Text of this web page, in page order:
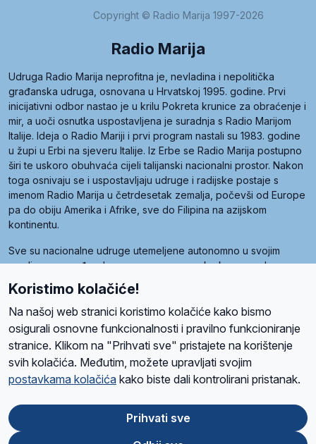
Copyright © Radio Marija 1997-2026
Radio Marija
Udruga Radio Marija neprofitna je, nevladina i nepolitička
građanska udruga, osnovana u Hrvatskoj 1995. godine. Prvi
inicijativni odbor nastao je u krilu Pokreta krunice za obraćenje i
mir, a uoči osnutka uspostavljena je suradnja s Radio Marijom
Italije. Ideja o Radio Mariji i prvi program nastali su 1983. godine
u župi u Erbi na sjeveru Italije. Iz Erbe se Radio Marija postupno
širi te uskoro obuhvaća cijeli talijanski nacionalni prostor. Nakon
toga osnivaju se i uspostavljaju udruge i radijske postaje s
imenom Radio Marija u četrdesetak zemalja, počevši od Europe
pa do obiju Amerika i Afrike, sve do Filipina na azijskom
kontinentu.
Sve su nacionalne udruge utemeljene autonomno u svojim
zemljama, a međusobna su povezane preko krovne udruge
pod nazivom Svjetska obitelj Radio Marije (World Family of
Radio Maria). Svjetsku obitelj utemeljilo je sedam članica, među
kojima je i hrvatska Udruga Radio Marija.
O namaRadio ProgramVolonteriPrijateljiKontaktPravila privatnosti
Ova stranica je zaštićena Google reCAPTCHA sustavom
Koristimo kolačiće!
Na našoj web stranici koristimo kolačiće kako bismo
osigurali osnovne funkcionalnosti i pravilno funkcioniranje
stranice. Klikom na "Prihvati sve" pristajete na korištenje
svih kolačića. Međutim, možete upravljati svojim
postavkama kolačića kako biste dali kontrolirani pristanak.
Prihvati sve